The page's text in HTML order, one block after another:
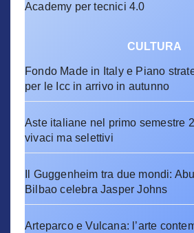
Academy per tecnici 4.0
CULTURA
Fondo Made in Italy e Piano
per le Icc in arrivo in autunno
Aste italiane nel primo semestre
vivaci ma selettivi
Il Guggenheim tra due mondi:
Bilbao celebra Jasper Johns
Arteparco e Vulcana: l’arte